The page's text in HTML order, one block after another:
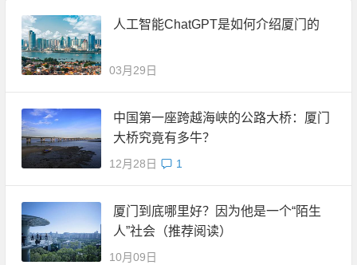
人工智能ChatGPT是如何介绍厦门的
03月29日
中国第一座跨越海峡的公路大桥：厦门
大桥究竟有多牛？
12月28日 1
厦门到底哪里好？因为他是一个“陌生
人”社会（推荐阅读）
10月09日